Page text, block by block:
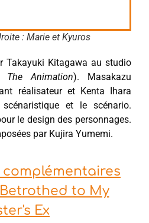
: Marie et Kyuros
Takayuki Kitagawa au studio
Animation). Masakazu
réalisateur et Kenta Ihara
et le scénario.
le design des personnages.
par Kujira Yumemi.
complémentaires
to My
Ex